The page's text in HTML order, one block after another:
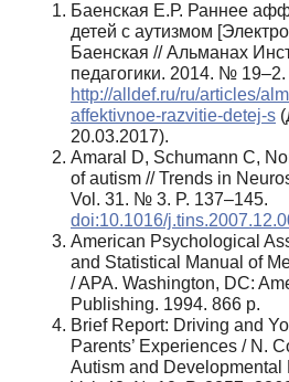
Баенская Е.Р. Раннее
детей с аутизмом
Баенская // Альманах
педагогики. 2014. №
http://alldef.ru/ru/articles/
affektivnoe-razvitie-detej-s
20.03.2017).
Amaral D, Schumann C,
of autism // Trends in
Vol. 31. № 3. P. 137–145.
doi:10.1016/
American Psychological
and Statistical Manual of
/ APA. Washington, DC:
Publishing. 1994. 866 p.
Brief Report: Driving and
Parents’ Experiences / N.
Autism and Developmental